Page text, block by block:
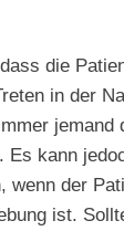
die
in der
jemand
Es kann
wenn der
ist.